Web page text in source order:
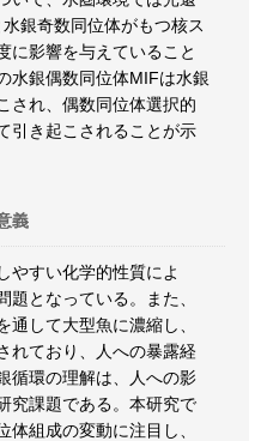
銀奇数同位体がもつ核ス
に影響を与えていること
水銀偶数同位体MIFは水銀
され、偶数同位体選択的
引き起こされることが示
義
やすい化学的性質によ
題となっている。また、
して大型魚に濃縮し、
れており、人への暴露経
循環の理解は、人への影
究課題である。本研究で
組成の変動に注目し、